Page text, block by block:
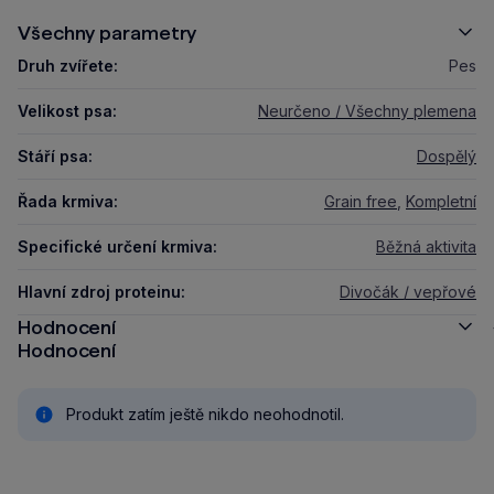
Všechny parametry
Druh zvířete: Pes
Velikost psa: Neurčeno / Všechny plemena
Stáří psa: Dospělý
Řada krmiva: Grain free Kompletní
Specifické určení krmiva: Běžná aktivita
Hlavní zdroj proteinu: Divočák / vepřové
Hodnocení
Hodnocení
Produkt zatím ještě nikdo neohodnotil.